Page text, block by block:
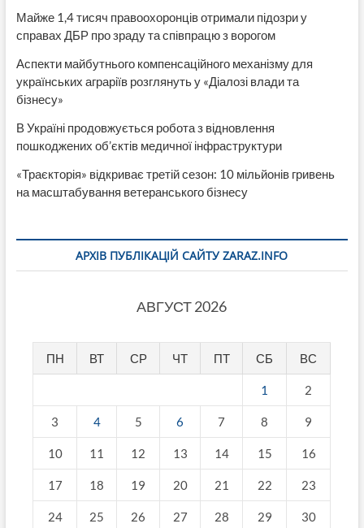
Майже 1,4 тисяч правоохоронців отримали підозри у
справах ДБР про зраду та співпрацю з ворогом
Аспекти майбутнього компенсаційного механізму для
українських аграріїв розглянуть у «Діалозі влади та
бізнесу»
В Україні продовжується робота з відновлення
пошкоджених об’єктів медичної інфраструктури
«Траєкторія» відкриває третій сезон: 10 мільйонів гривень
на масштабування ветеранського бізнесу
АРХІВ ПУБЛІКАЦІЙ САЙТУ ZARAZ.INFO
АВГУСТ 2026
ПН ВТ СР ЧТ ПТ СБ ВС
1 2
3 4 5 6 7 8 9
10 11 12 13 14 15 16
17 18 19 20 21 22 23
24 25 26 27 28 29 30